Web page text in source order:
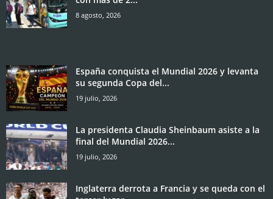
8 agosto, 2026
España conquista el Mundial 2026 y levanta
su segunda Copa del...
19 julio, 2026
La presidenta Claudia Sheinbaum asiste a la
final del Mundial 2026...
19 julio, 2026
Inglaterra derrota a Francia y se queda con el